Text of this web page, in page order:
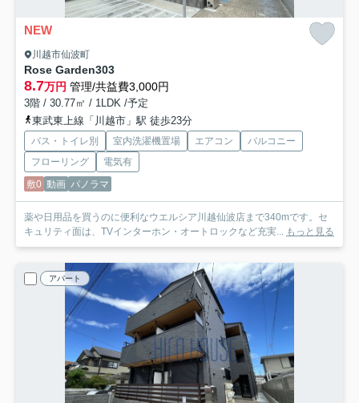
NEW
川越市仙波町
Rose Garden303
8.7万円 管理/共益費3,000円
3階 / 30.77㎡ / 1LDK /予定
東武東上線「川越市」駅 徒歩23分
バス・トイレ別 室内洗濯機置場 エアコン
バルコニー
フローリング
電気有
敷0 動画 パノラマ
薬や日用品を買うのに便利なウエルシア川越仙波店まで340mです。セ
キュリティ面は、TVインターホン・オートロックなど充実... もっと見る
アパート